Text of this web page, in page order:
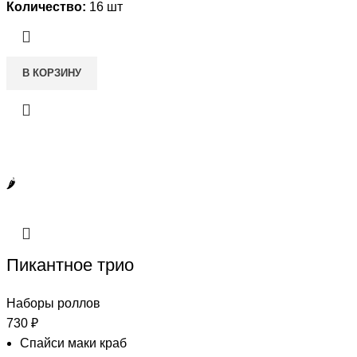
Количество: 16 шт
В КОРЗИНУ
🌶️
Пикантное трио
Наборы роллов
730₽
Спайси маки краб